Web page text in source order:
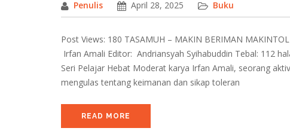
Penulis April 28, 2025 Buku
Post Views: 180 TASAMUH – MAKIN BERIMAN
Irfan Amali Editor: Andriansyah Syihabuddin Tebal: 112
Seri Pelajar Hebat Moderat karya Irfan Amali, seorang
mengulas tentang keimanan dan sikap toleran
READ MORE